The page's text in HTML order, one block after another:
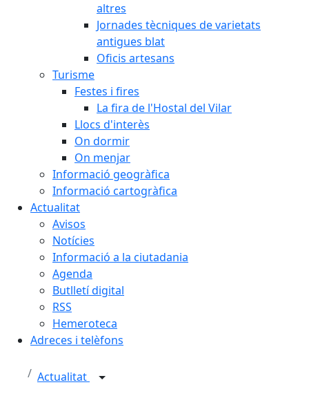
altres
Jornades tècniques de varietats
antigues blat
Oficis artesans
Turisme
Festes i fires
La fira de l'Hostal del Vilar
Llocs d'interès
On dormir
On menjar
Informació geogràfica
Informació cartogràfica
Actualitat
Avisos
Notícies
Informació a la ciutadania
Agenda
Butlletí digital
RSS
Hemeroteca
Adreces i telèfons
Actualitat